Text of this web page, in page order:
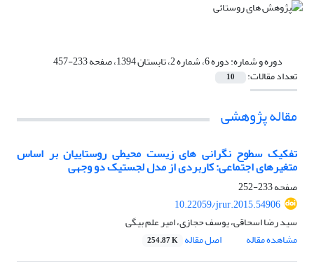
دوره و شماره:دوره 6، شماره 2، تابستان 1394، صفحه 233-457
تعداد مقالات: 10
مقاله پژوهشی
تفکیک سطوح نگرانی های زیست محیطی روستاییان بر اساس
متغیرهای اجتماعی: کاربردی از مدل لجستیک دو وجهی
صفحه233-252
10.22059/jrur.2015.54906
سید رضا اسحاقی، یوسف حجازی، امیر علم بیگی
مشاهده مقاله
اصل مقاله 254.87 K